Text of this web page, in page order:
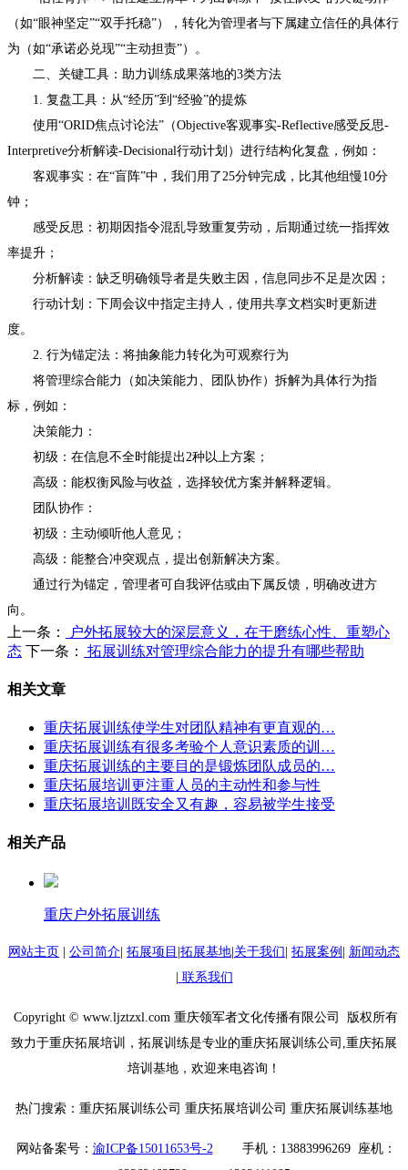
（如“眼神坚定”“双手托稳”），转化为管理者与下属建立信任的具体行
为（如“承诺必兑现”“主动担责”）。
二、关键工具：助力训练成果落地的3类方法
1. 复盘工具：从“经历”到“经验”的提炼
使用“ORID焦点讨论法”（Objective客观事实-Reflective感受反思-
Interpretive分析解读-Decisional行动计划）进行结构化复盘，例如：
客观事实：在“盲阵”中，我们用了25分钟完成，比其他组慢10分
钟；
感受反思：初期因指令混乱导致重复劳动，后期通过统一指挥效
率提升；
分析解读：缺乏明确领导者是失败主因，信息同步不足是次因；
行动计划：下周会议中指定主持人，使用共享文档实时更新进
度。
2. 行为锚定法：将抽象能力转化为可观察行为
将管理综合能力（如决策能力、团队协作）拆解为具体行为指
标，例如：
决策能力：
初级：在信息不全时能提出2种以上方案；
高级：能权衡风险与收益，选择较优方案并解释逻辑。
团队协作：
初级：主动倾听他人意见；
高级：能整合冲突观点，提出创新解决方案。
通过行为锚定，管理者可自我评估或由下属反馈，明确改进方
向。
上一条：
户外拓展较大的深层意义，在于磨练心性、重塑心
态 下一条： 拓展训练对管理综合能力的提升有哪些帮助
相关文章
重庆拓展训练使学生对团队精神有更直观的…
重庆拓展训练有很多考验个人意识素质的训…
重庆拓展训练的主要目的是锻炼团队成员的…
重庆拓展培训更注重人员的主动性和参与性
重庆拓展培训既安全又有趣，容易被学生接受
相关产品
重庆户外拓展训练
网站主页 公司简介 拓展项目 拓展基地 关于我们 拓展案例
新闻动态
联系我们
Copyright © www.ljztzxl.com 重庆领军者文化传播有限公司 版权所有
致力于重庆拓展培训，拓展训练是专业的重庆拓展训练公司,重庆拓展
培训基地，欢迎来电咨询！
热门搜索：重庆拓展训练公司 重庆拓展培训公司 重庆拓展训练基地
网站备案号： 渝ICP备15011653号-2 手机：13883996269 座机：